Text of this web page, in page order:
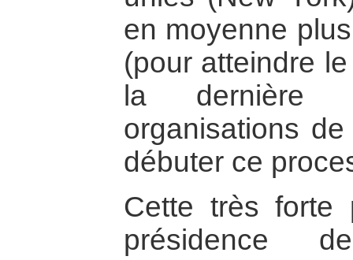
en moyenne
(pour atteindre
la dernière
organisations
débuter ce
Cette très forte
présidence